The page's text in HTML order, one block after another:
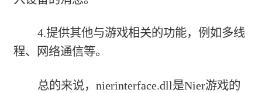
4.提供其他与游戏相关的功能，例如多线
程、网络通信等。
总的来说，nierinterface.dll是Nier游戏的